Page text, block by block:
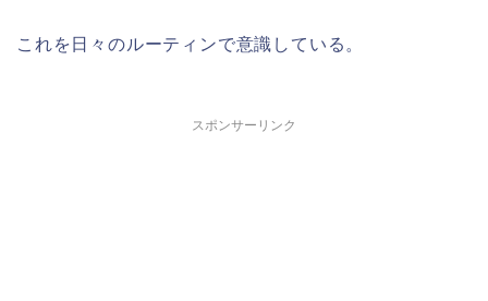
これを日々のルーティンで意識している。
スポンサーリンク